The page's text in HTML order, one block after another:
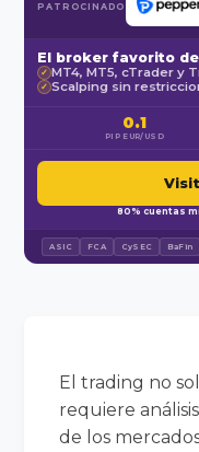
PATROCINADO
El broker favorito
✓ MT4, MT5, cTrader y
✓ Scalping sin
0.1
PIP EUR/USD
80% cuentas
ASIC FCA CySEC BaFin
El trading no
requiere
de los